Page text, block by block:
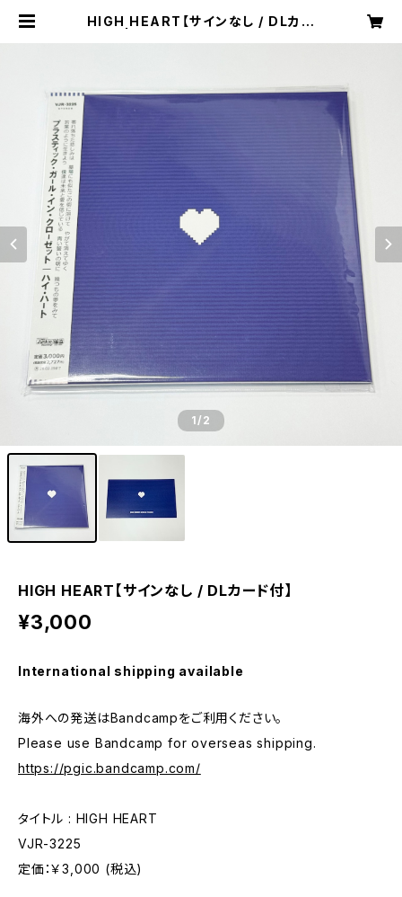
HIGH HEART【サインなし / DLカー
1/2
HIGH HEART【サインなし / DLカード付】
¥3,000
International shipping available
海外への発送はBandcampをご利用ください。
Please use Bandcamp for overseas shipping.
https://pgic.bandcamp.com/
タイトル : HIGH HEART
VJR-3225
定価：￥3,000 (税込)